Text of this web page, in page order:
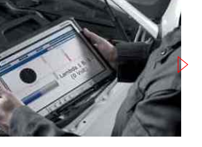
Записаться